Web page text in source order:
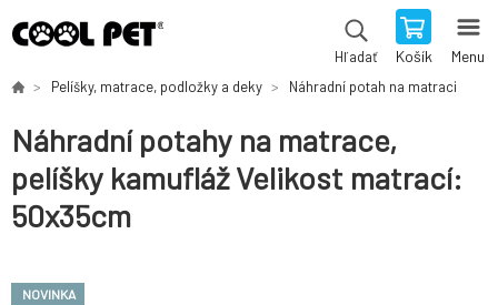
Hľadať Košík Menu
Pelíšky, matrace, podložky a deky Náhradní potah na matraci
Náhradní potahy na matrace,
pelíšky kamufláž Velikost matrací:
50x35cm
NOVINKA